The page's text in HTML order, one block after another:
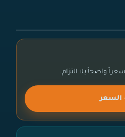
واضحاً بلا التزام.
السعر